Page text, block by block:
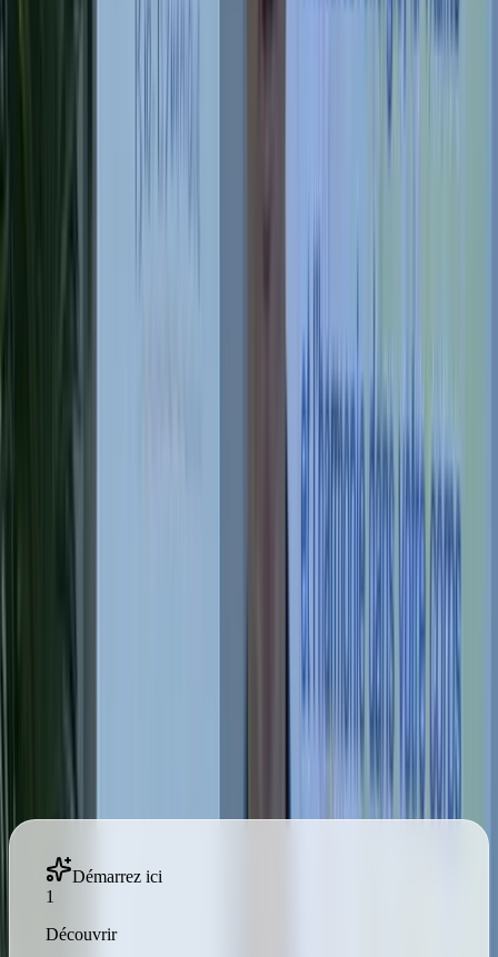
Réalignement corps-esprit
en 21 jours
Du premier souffle
vivre un stage, intégrer la méthode, puis la transmettre.
Démarrez ici
1
Découvrir